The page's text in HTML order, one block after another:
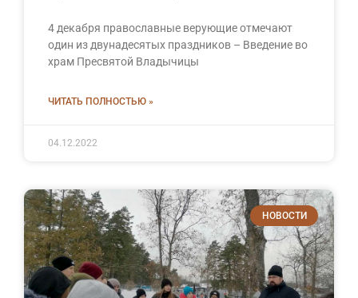
4 декабря православные верующие отмечают
один из двунадесятых праздников – Введение во
храм Пресвятой Владычицы
ЧИТАТЬ ПОЛНОСТЬЮ »
04.12.2022
НОВОСТИ